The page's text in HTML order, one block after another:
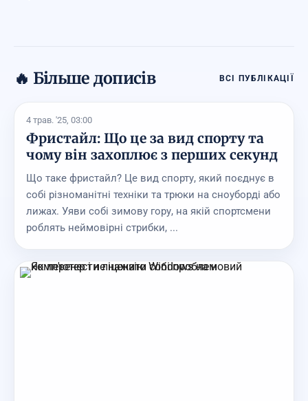
🔥 Більше дописів ВСІ ПУБЛІКАЦІЇ
4 трав. '25, 03:00
Фристайл: Що це за вид спорту та
чому він захоплює з перших секунд
Що таке фристайл? Це вид спорту, який поєднує в
собі різноманітні техніки та трюки на сноуборді або
лижах. Уяви собі зимову гору, на якій спортсмени
роблять неймовірні стрибки, ...